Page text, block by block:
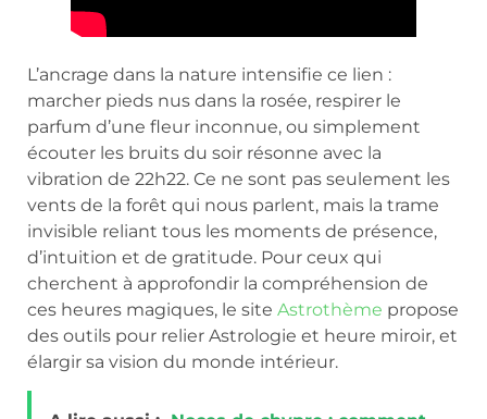
L’ancrage dans la nature intensifie ce lien :
marcher pieds nus dans la rosée, respirer le
parfum d’une fleur inconnue, ou simplement
écouter les bruits du soir résonne avec la
vibration de 22h22. Ce ne sont pas seulement les
vents de la forêt qui nous parlent, mais la trame
invisible reliant tous les moments de présence,
d’intuition et de gratitude. Pour ceux qui
cherchent à approfondir la compréhension de
ces heures magiques, le site Astrothème propose
des outils pour relier Astrologie et heure miroir, et
élargir sa vision du monde intérieur.